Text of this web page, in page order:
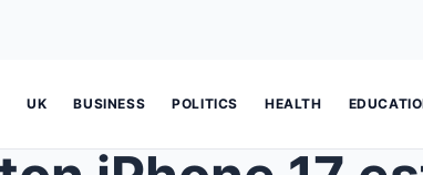
UK BUSINESS POLITICS HEALTH